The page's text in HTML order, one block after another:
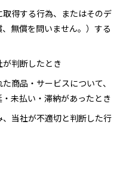
得する行為、またはそのデ
無償を問いません。）する
判断したとき
商品・サービスについて、
未払い・滞納があったとき
当社が不適切と判断した行